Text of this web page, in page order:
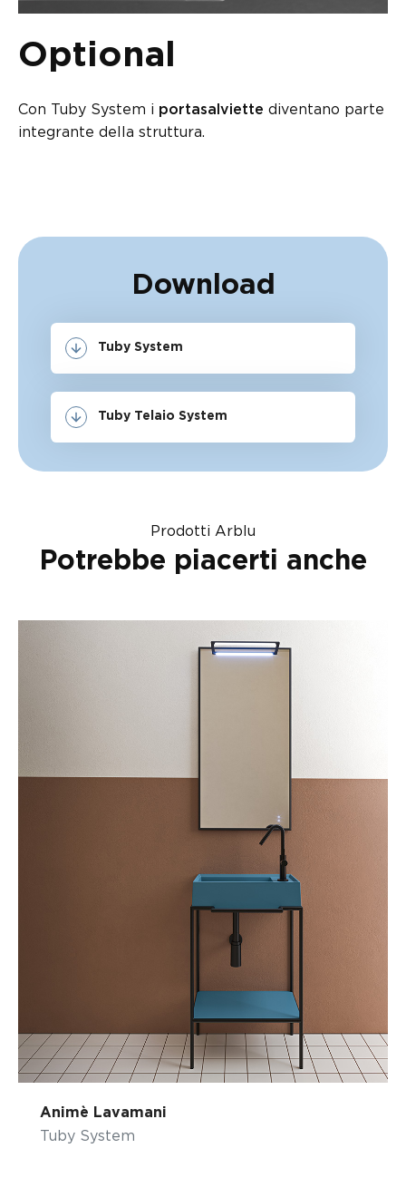
Optional
Con Tuby System i portasalviette diventano parte
integrante della struttura.
Download
Tuby System
Tuby Telaio System
Prodotti Arblu
Potrebbe piacerti anche
Animè Lavamani
Tuby System